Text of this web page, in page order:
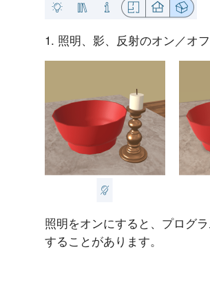
1. 照明、影、反射のオン／オ
照明をオンにすると、プログ
することがあります。